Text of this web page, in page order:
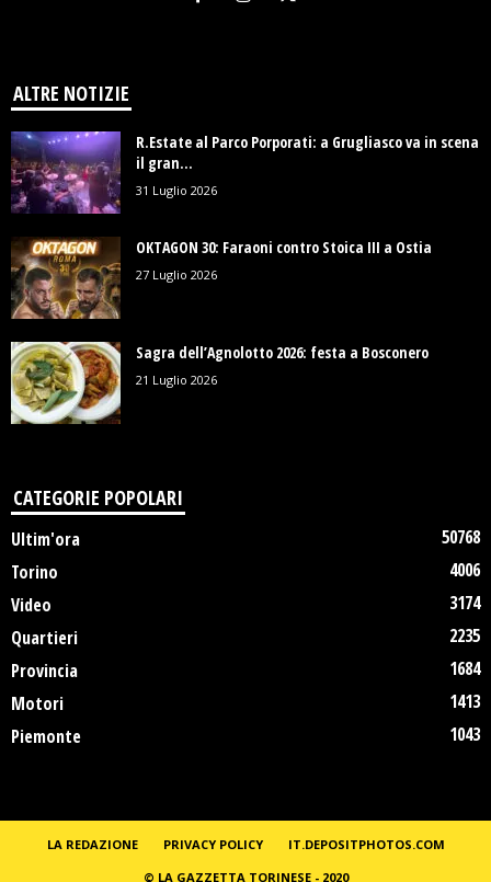
ALTRE NOTIZIE
R.Estate al Parco Porporati: a Grugliasco va in scena
il gran...
31 Luglio 2026
OKTAGON 30: Faraoni contro Stoica III a Ostia
27 Luglio 2026
Sagra dell’Agnolotto 2026: festa a Bosconero
21 Luglio 2026
CATEGORIE POPOLARI
Ultim'ora
50768
Torino
4006
Video
3174
Quartieri
2235
Provincia
1684
Motori
1413
Piemonte
1043
LA REDAZIONE PRIVACY POLICY
IT.DEPOSITPHOTOS.COM
© LA GAZZETTA TORINESE - 2020